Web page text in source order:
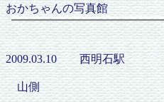
おかちゃんの写真館
2009.03.10 西明石駅
山側